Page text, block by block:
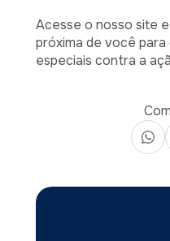
Acesse o nosso site
próxima de você
especiais contra a